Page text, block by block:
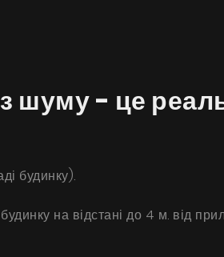
шуму - це
будинку).
на відстані до 4 м. від